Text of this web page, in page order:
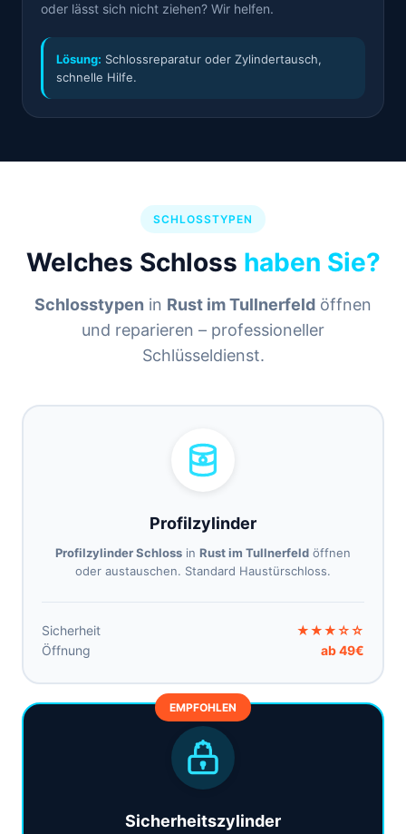
oder lässt sich nicht ziehen? Wir helfen.
Lösung: Schlossreparatur oder Zylindertausch,
schnelle Hilfe.
SCHLOSSTYPEN
Welches Schloss haben Sie?
Schlosstypen in Rust im Tullnerfeld öffnen
und reparieren – professioneller
Schlüsseldienst.
Profilzylinder
Profilzylinder Schloss in Rust im Tullnerfeld öffnen
oder austauschen. Standard Haustürschloss.
Sicherheit
★★★☆☆
Öffnung
ab 49€
EMPFOHLEN
Sicherheitszylinder